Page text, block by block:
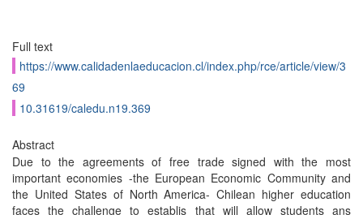
Full text
https://www.calidadenlaeducacion.cl/index.php/rce/article/view/3
69
10.31619/caledu.n19.369
Abstract
Due to the agreements of free trade signed with the most
important economies -the European Economic Community and
the United States of North America- Chilean higher education
faces the challenge to establis that will allow students ans